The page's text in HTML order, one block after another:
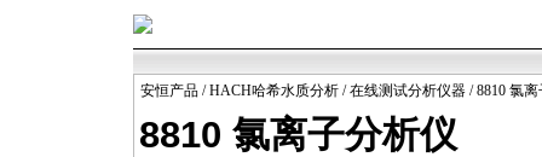
安恒产品 /HACH哈希水质分析 /在线测试分析仪器 / 8810 氯
8810 氯离子分析仪